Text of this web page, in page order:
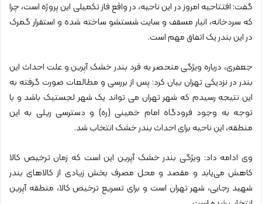
گفت: افتتاحیه امروز در این ناحیه، در واقع فاز تکمیلی این پروژه است، چرا
که سردخانه، انبار مسقف و سایت شستشو ساخته شده و استقرار گمرک
در این بندر یک اتفاق مهم است.
جعفری، درباره ویژگی منحصر به فرد بندر خشک آپرین و علت احداث این
بندر در نزدیکی تهران بیان کرد: پس از بررسی و مطالعات صورت گرفته به
این نتیجه رسیدم که شهر تهران می تواند یک شهر لجستیک باشد و با
توجه به وجود فرودگاه امام خمینی (ره) و دسترسی ریلی به این
منطقه، این ناحیه برای احداث بندر خشک انتخاب شد.
وی ادامه داد: ویژگی بندر خشک آپرین این است که زمان ترخیص کالا
کاهش می‌یابد و مقصد و محل مصرف بخش زیادی از کالاهای بندر
شهید رجایی، شهر تهران است و برای تسریع ترخیص کالا، منطقه آپرین